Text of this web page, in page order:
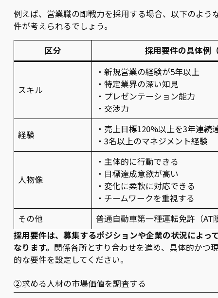
例えば、営業職の即戦力を採用する場合、以下のよう
件が考えられるでしょう。
区分 採用要件の具体例
スキル
・新規営業の経験が5年以上
・特定業界の深い知見
・プレゼンテーション能力
・交渉力
経験
・売上目標120%以上を3年連続
・3名以上のマネジメント経験
人物像
・主体的に行動できる
・目標達成意欲が高い
・変化に柔軟に対応できる
・チームワークを重視する
その他
普通自動車第一種運転免許（AT
採用要件は、募集するポジションや企業の状況によっ
なります。 関係各所とすり合わせを進め、具体的かつ
的な要件を設定してください。
②求める人材の市場価値を調査する